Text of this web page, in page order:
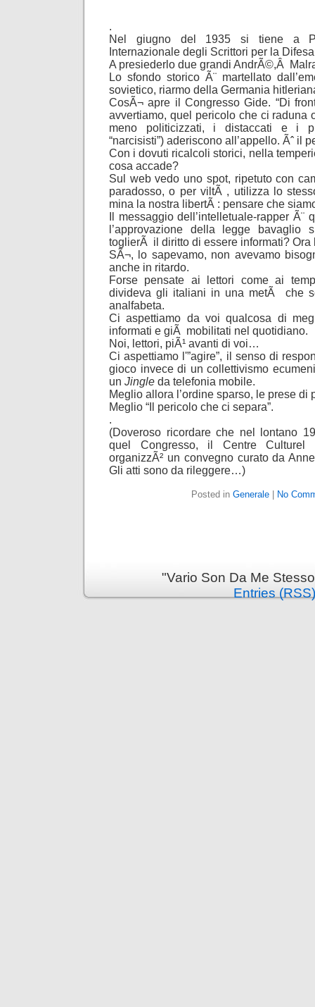
.
Nel giugno del 1935 si tiene a
Internazionale degli Scrittori per la
A presiederlo due grandi AndrÃ©,Â
Lo sfondo storico Ã¨ martellato
sovietico, riarmo della Germania
CosÃ¬ apre il Congresso Gide. “Di
avvertiamo, quel pericolo che ci raduna
meno politicizzati, i distaccati e i
“narcisisti”) aderiscono all’appello. Ãˆ il
Con i dovuti ricalcoli storici, nella
cosa accade?
Sul web vedo uno spot, ripetuto con
paradosso, o per viltÃ , utilizza lo
mina la nostra libertÃ : pensare che
Il messaggio dell’intelletuale-rapper Ã¨
l’approvazione della legge bavaglio
toglierÃ il diritto di essere informati? Ora
SÃ¬, lo sapevamo, non avevamo
anche in ritardo.
Forse pensate ai lettori come ai
divideva gli italiani in una metÃ che
analfabeta.
Ci aspettiamo da voi qualcosa di
informati e giÃ mobilitati nel quotidiano.
Noi, lettori, piÃ¹ avanti di voi…
Ci aspettiamo l'”agire”, il senso di
gioco invece di un collettivismo
un Jingle da telefonia mobile.
Meglio allora l’ordine sparso, le prese
Meglio “Il pericolo che ci separa”.
.
(Doveroso ricordare che nel lontano
quel Congresso, il Centre Culturel
organizzÃ² un convegno curato da
Gli atti sono da rileggere…)
Posted in Generale No
"Vario Son Da Me
Entries (RSS)